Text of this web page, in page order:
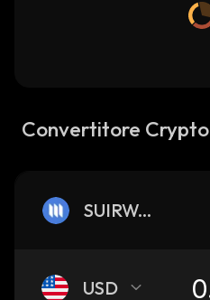
Convertitore Crypto
SUIRWAPIN
USD